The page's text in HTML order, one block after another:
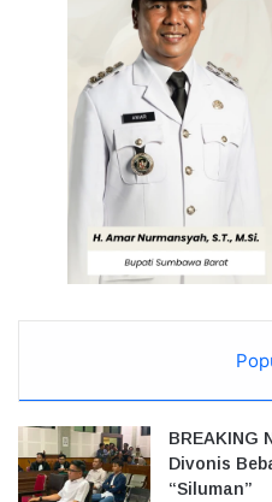
BREAKING
Divonis
“Siluman”